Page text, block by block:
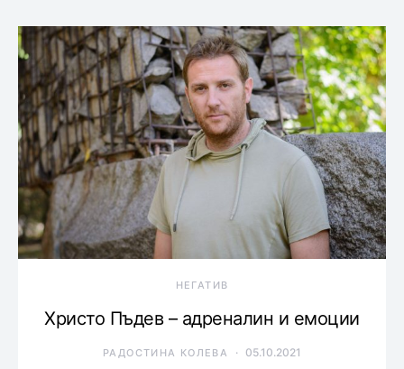
НЕГАТИВ
Христо Пъдев – адреналин и емоции
РАДОСТИНА КОЛЕВА 05.10.2021